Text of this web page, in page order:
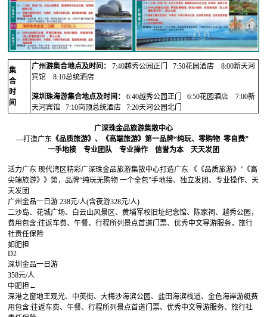
集
合
时
间
广州游集合地点及时间：
7:40越秀公园正门 7:50花园酒店 8:00新天河
宾馆 8:10总统酒店
深圳珠海游集合地点及时间：
6:40越秀公园正门 6:50花园酒店 7:00新
天河宾馆 7:10岗顶总统酒店 7:20天河公园北门
广深珠金品旅游集散中心
—打造广东 《品质旅游》、《高端旅游》第一品牌“纯玩、零购物 零自费”
一手地接 专业团队 专业操作 信誉为本 天天发团
活力广东 现代湾区精彩广深珠金品旅游集散中心打造广东 《《品质旅游》”《高
尖端旅游》》第，品牌“纯玩无购物 一个全包”手地接、独立发团、专业操作、天
天发团
广州金品一日游 238元/人(含夜游328元/人)
二沙岛、花城广场、白云山风景区、黄埔军校旧址纪念馆、陈家祠、越秀公园，
费用包含:往返车费、午餐、行程所列景点首道门票、优秀中文导游服务，旅行
社责任保险
如肥担
D2
深圳金品一日游
358元/人
中肥担←
深港之窗地王观光、中英街、大梅沙海滨公园、盐田海滨栈道、金色海岸游艇费
用包含:往返车费、午餐、行程所列景点首道门票、优秀中文导游服务、旅行社